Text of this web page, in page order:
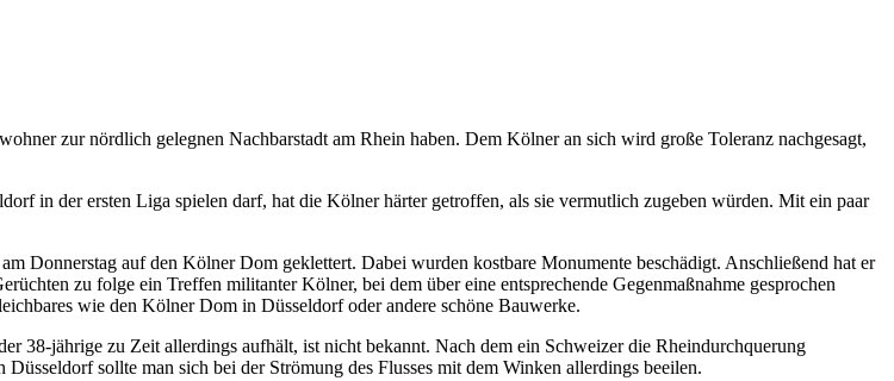
zur nördlich gelegnen Nachbarstadt am Rhein haben. Dem Kölner an sich wird große Toleranz nachgesagt,
in der ersten Liga spielen darf, hat die Kölner härter getroffen, als sie vermutlich zugeben würden. Mit ein paar
Donnerstag auf den Kölner Dom geklettert. Dabei wurden kostbare Monumente beschädigt. Anschließend hat er
zu folge ein Treffen militanter Kölner, bei dem über eine entsprechende Gegenmaßnahme gesprochen
wie den Kölner Dom in Düsseldorf oder andere schöne Bauwerke.
38-jährige zu Zeit allerdings aufhält, ist nicht bekannt. Nach dem ein Schweizer die Rheindurchquerung
sollte man sich bei der Strömung des Flusses mit dem Winken allerdings beeilen.